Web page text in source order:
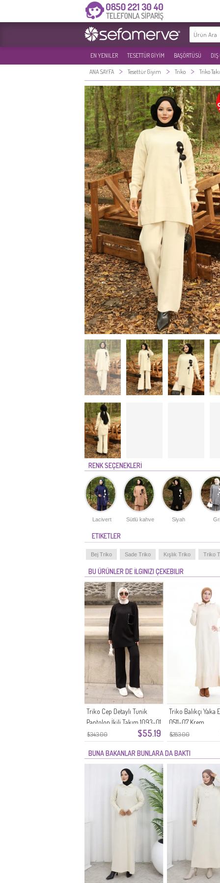
EN YENILER TESETTÜR GİYİM BAŞÖRTÜSÜ DIŞ
ANA SAYFA > Tesettür Giyim > Triko > Triko
RENK SEÇENEKLERİ
Lacivert Sütlü kahve Siyah Gri
ETIKETLER
Bej Triko Sade Triko Kışlık Triko Triko
BU ÜRÜNLER DE İLGINIZI ÇEKEBILIR
$343.00 $55.19
Triko Cep Detaylı Tunik
Pantolon İkili Takım 1093-01
Siyah
$283.00
Triko Balıkçı Yaka
0511-07 Krem
BUNA BAKANLAR BUNLARA DA BAKTI